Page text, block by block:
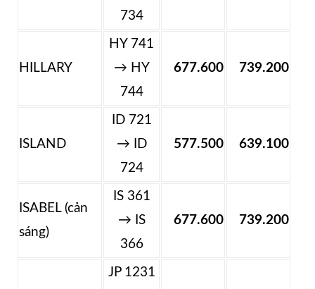
734
HILLARY
HY 741
→ HY
744
677.600 739.200
ISLAND
ID 721
→ ID
724
577.500 639.100
ISABEL (cản
sáng)
IS 361
→ IS
366
677.600 739.200
JP 1231